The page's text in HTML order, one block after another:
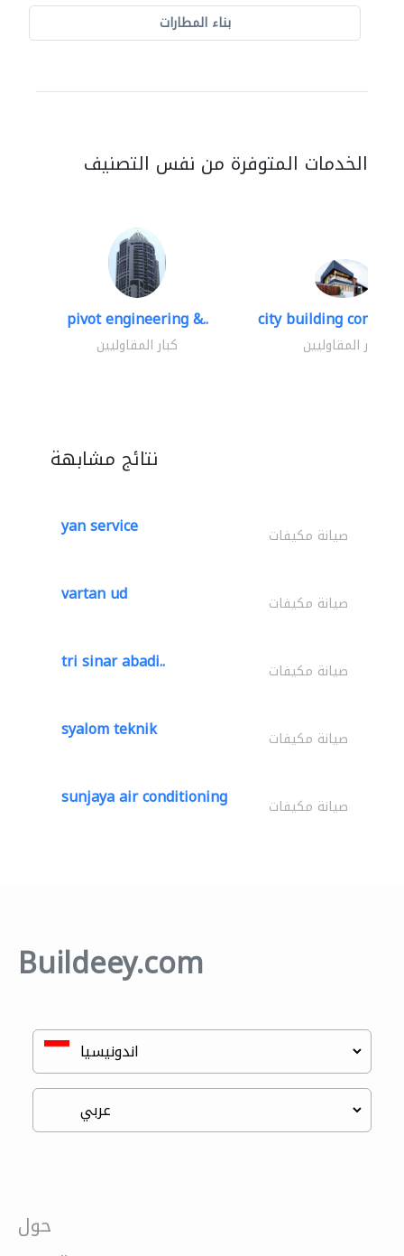
بناء المطارات
الخدمات المتوفرة من نفس التصنيف
pivot engineering &..
كبار المقاوليين
city building
كبار المقاوليين
نتائج مشابهة
yan service صيانة مكيفات
vartan ud صيانة مكيفات
tri sinar abadi.. صيانة مكيفات
syalom teknik صيانة مكيفات
sunjaya air conditioning صيانة مكيفات
Buildeey.com
حول